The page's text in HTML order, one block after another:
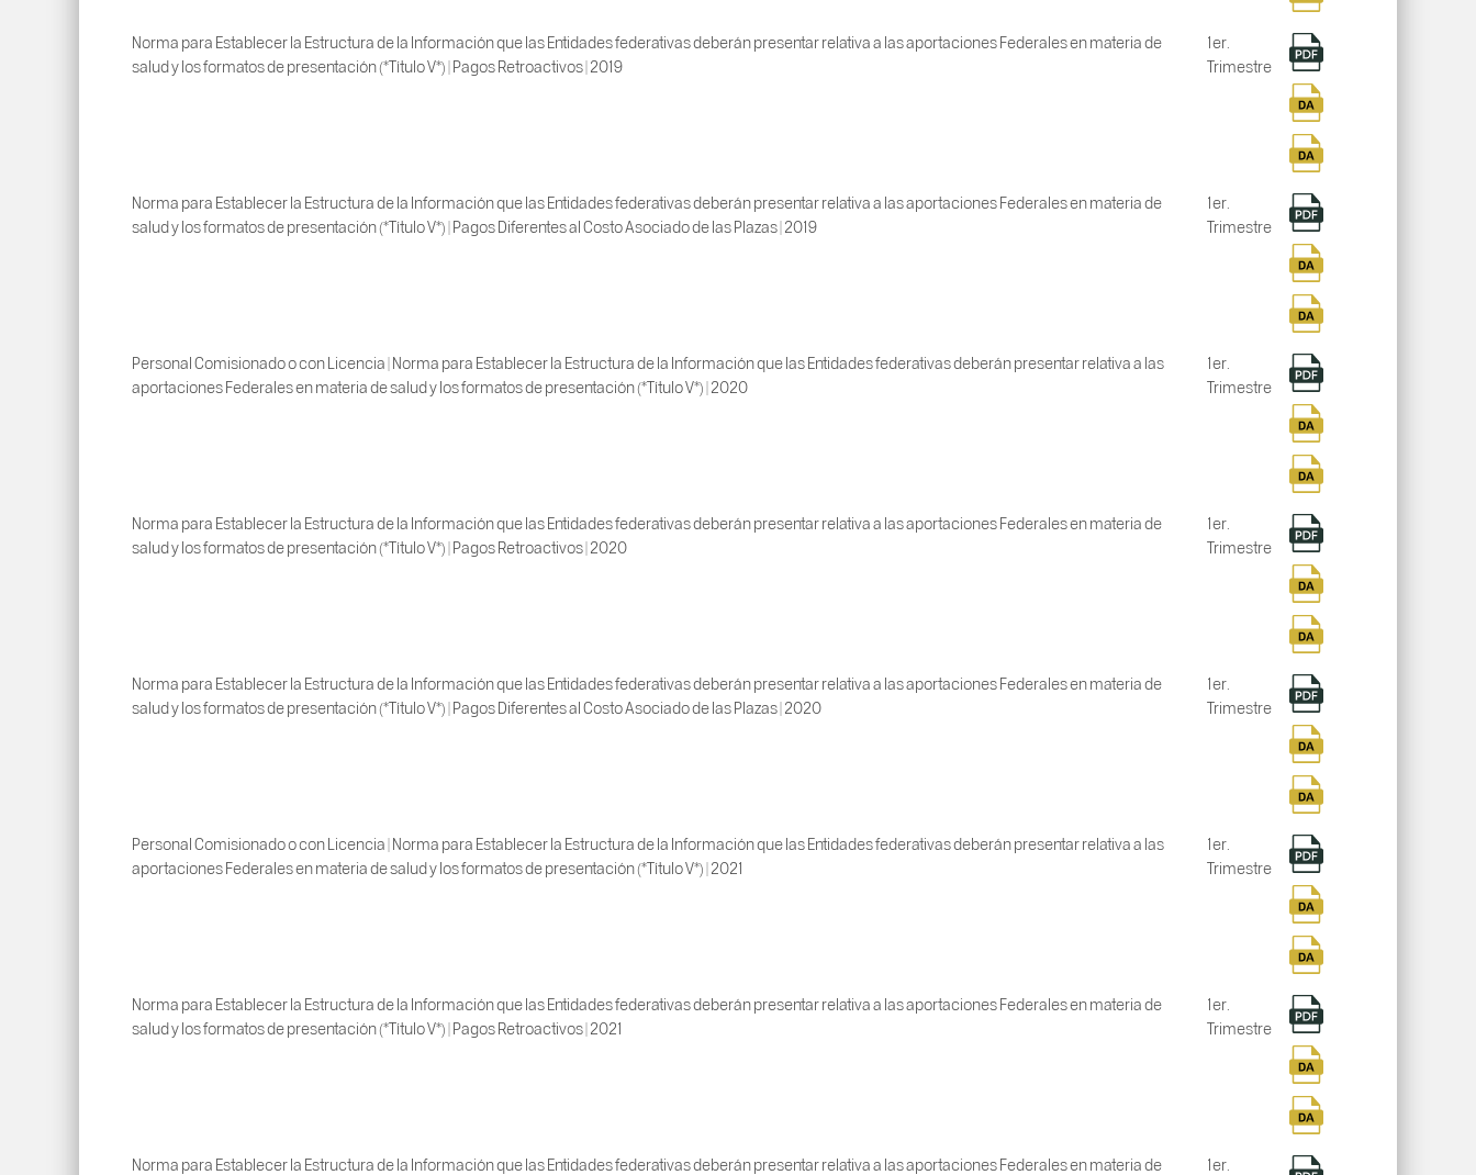
Norma para Establecer la Estructura de la Información que las Entidades federativas deberán presentar relativa a las aportaciones Federales en materia de
salud y los formatos de presentación (*Título V*) | Pagos Retroactivos | 2019
1er.
Trimestre
Norma para Establecer la Estructura de la Información que las Entidades federativas deberán presentar relativa a las aportaciones Federales en materia de
salud y los formatos de presentación (*Título V*) | Pagos Diferentes al Costo Asociado de las Plazas | 2019
1er.
Trimestre
Personal Comisionado o con Licencia | Norma para Establecer la Estructura de la Información que las Entidades federativas deberán presentar relativa a las
aportaciones Federales en materia de salud y los formatos de presentación (*Título V*) | 2020
1er.
Trimestre
Norma para Establecer la Estructura de la Información que las Entidades federativas deberán presentar relativa a las aportaciones Federales en materia de
salud y los formatos de presentación (*Título V*) | Pagos Retroactivos | 2020
1er.
Trimestre
Norma para Establecer la Estructura de la Información que las Entidades federativas deberán presentar relativa a las aportaciones Federales en materia de
salud y los formatos de presentación (*Título V*) | Pagos Diferentes al Costo Asociado de las Plazas | 2020
1er.
Trimestre
Personal Comisionado o con Licencia | Norma para Establecer la Estructura de la Información que las Entidades federativas deberán presentar relativa a las
aportaciones Federales en materia de salud y los formatos de presentación (*Título V*) | 2021
1er.
Trimestre
Norma para Establecer la Estructura de la Información que las Entidades federativas deberán presentar relativa a las aportaciones Federales en materia de
salud y los formatos de presentación (*Título V*) | Pagos Retroactivos | 2021
1er.
Trimestre
Norma para Establecer la Estructura de la Información que las Entidades federativas deberán presentar relativa a las aportaciones Federales en materia de
1er.